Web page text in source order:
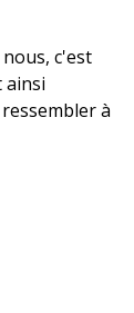
c'est
ainsi
à